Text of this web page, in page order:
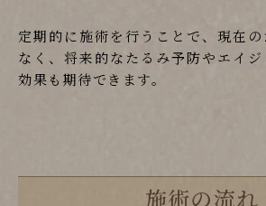
定期的に施術を行うことで、現在
なく、将来的なたるみ予防やエイ
効果も期待できます。
施術の流れ